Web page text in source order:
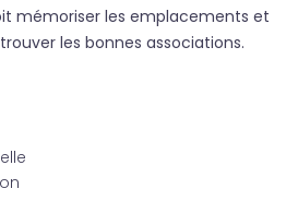
mémoriser les emplacements et
les bonnes associations.